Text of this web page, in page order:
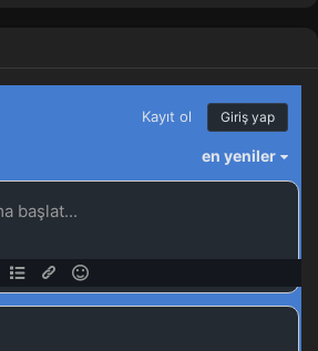
of Herding Gods 38.Bölüm izle
Herding Gods 37.Bölüm izle
Herding Gods 36.Bölüm izle
Haziran 23, 2025